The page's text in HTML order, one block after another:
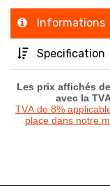
Informations
Specification
Les prix affichés
avec la
TVA de 8%
place dans notre